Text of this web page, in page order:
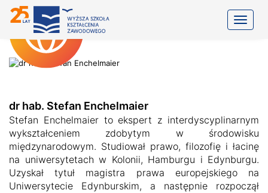
dr hab. Stefan Enchelmaier
Stefan Enchelmaier to ekspert z interdyscyplinarnym
wykształceniem zdobytym w środowisku
międzynarodowym. Studiował prawo, filozofię i łacinę
na uniwersytetach w Kolonii, Hamburgu i Edynburgu.
Uzyskał tytuł magistra prawa europejskiego na
Uniwersytecie Edynburskim, a następnie rozpoczął